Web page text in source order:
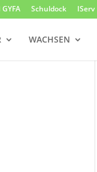
Schuldock IServ
WACHSEN